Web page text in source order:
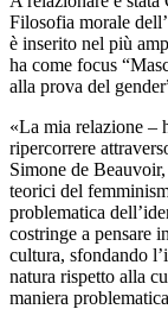
Filosofia morale
è inserito nel più
ha come focus
alla prova del
«La mia relazione –
ripercorrere
Simone de
teorici del
problematica
costringe a pensare
cultura, sfondando
natura rispetto alla
maniera